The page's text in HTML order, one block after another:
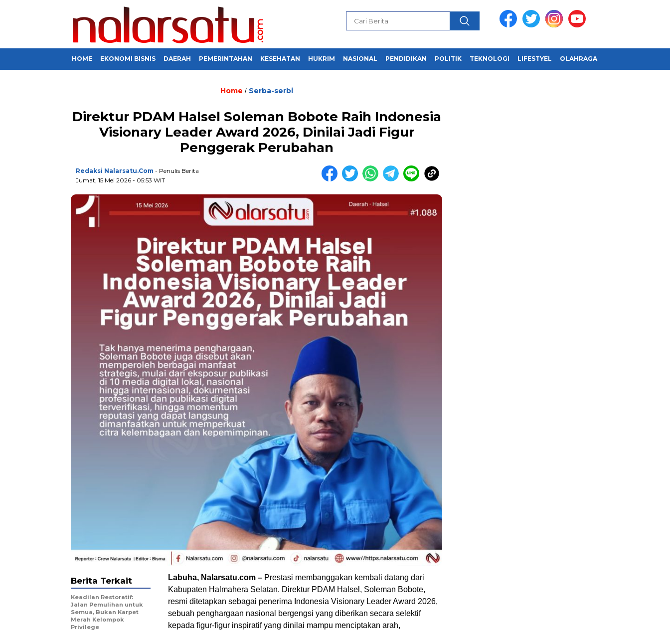
HOME EKONOMI BISNIS DAERAH PEMERINTAHAN KESEHATAN HUKRIM NASIONAL PENDIDIKAN POLITIK TEKNOLOGI LIFESTYEL OLAHRAGA
Home / Serba-serbi
Direktur PDAM Halsel Soleman Bobote Raih Indonesia
Visionary Leader Award 2026, Dinilai Jadi Figur
Penggerak Perubahan
Redaksi Nalarsatu.com - Penulis Berita
Jumat, 15 Mei 2026 - 05:53 WIT
Labuha, Nalarsatu.com – Prestasi membanggakan kembali datang dari
Kabupaten Halmahera Selatan. Direktur PDAM Halsel, Soleman Bobote,
resmi ditetapkan sebagai penerima Indonesia Visionary Leader Award 2026,
sebuah penghargaan nasional bergengsi yang diberikan secara selektif
kepada figur-figur inspiratif yang dinilai mampu menciptakan arah,
Berita Terkait
Keadilan Restoratif:
Jalan Pemulihan untuk
Semua, Bukan Karpet
Merah Kelompok
Privilege